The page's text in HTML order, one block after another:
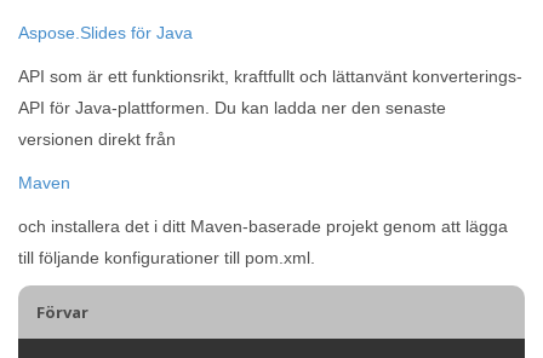
Aspose.Slides för Java
API som är ett funktionsrikt, kraftfullt och lättanvänt konverterings-
API för Java-plattformen. Du kan ladda ner den senaste
versionen direkt från
Maven
och installera det i ditt Maven-baserade projekt genom att lägga
till följande konfigurationer till pom.xml.
Förvar